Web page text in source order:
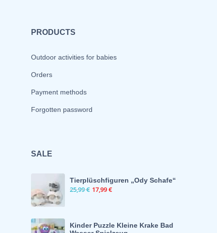
PRODUCTS
Outdoor activities for babies
Orders
Payment methods
Forgotten password
SALE
⁠Tierplüschfiguren „Ody Schafe“
25,99€ 17,99€
Kinder Puzzle Kleine Krake Bad